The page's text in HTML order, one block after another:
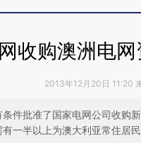
收购澳洲电
2013年12月20日 11:20
件批准了国家电网公司收购
一半以上为澳大利亚常住居民